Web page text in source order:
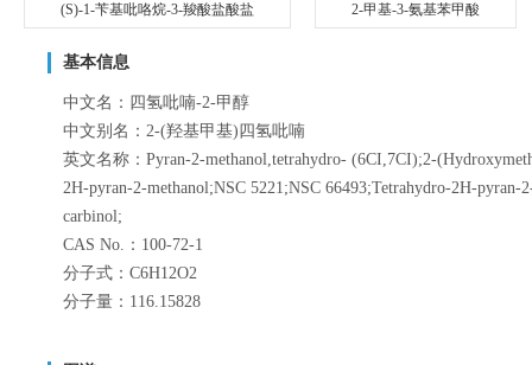
(S)-1-苄基吡咯烷-3-羧酸盐酸盐 2-甲基-3-氨基苯甲酸
基本信息
中文名：四氢吡喃-2-甲醇
中文别名：2-(羟基甲基)四氢吡喃
英文名称：Pyran-2-methanol,tetrahydro- (6CI,7CI);2-
2H-pyran-2-methanol;NSC 5221;NSC 66493;Tetrahydro-2H-
carbinol;
CAS No.：100-72-1
分子式：C6H12O2
分子量：116.15828